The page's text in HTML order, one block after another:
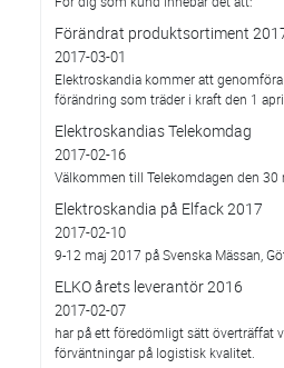
Förändrat produktsortiment
2017-03-01
Elektroskandia kommer att
förändring som träder i kraft den 1
Elektroskandias Telekomdag
2017-02-16
Välkommen till Telekomdagen den 30
Elektroskandia på Elfack 2017
2017-02-10
9-12 maj 2017 på Svenska Mässan,
ELKO årets leverantör 2016
2017-02-07
har på ett föredömligt sätt överträffat
förväntningar på logistisk kvalitet.